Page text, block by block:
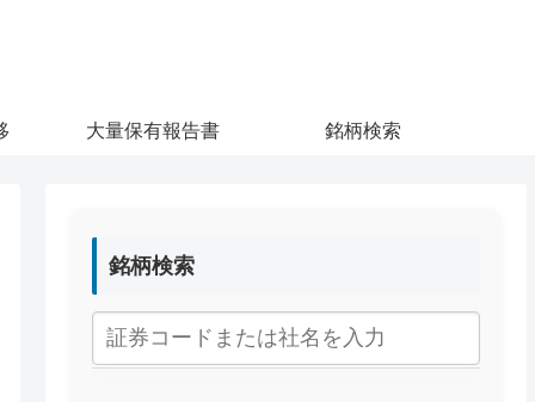
大量保有報告書 銘柄検索
銘柄検索